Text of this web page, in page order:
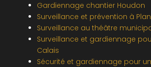
Gardiennage chantier Houdon
Surveillance et prévention à
Surveillance au théâtre
Surveillance et gardiennage
Calais
Sécurité et gardiennage pour